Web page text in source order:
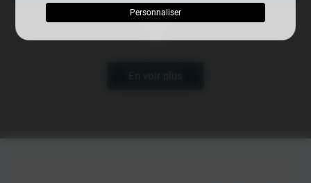
Personnaliser